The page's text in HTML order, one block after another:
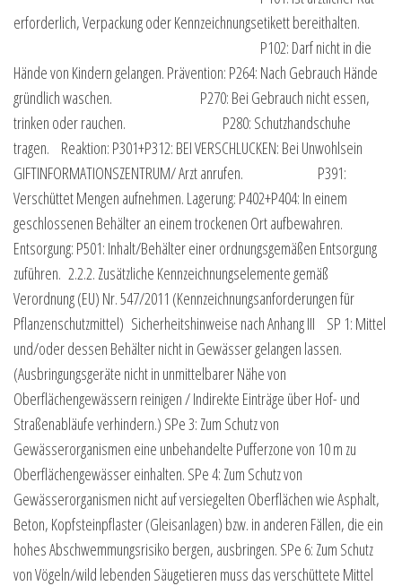
erforderlich, Verpackung oder Kennzeichnungsetikett bereithalten.
P102: Darf nicht in die
Hände von Kindern gelangen. Prävention: P264: Nach Gebrauch Hände
gründlich waschen. P270: Bei Gebrauch nicht essen,
trinken oder rauchen. P280: Schutzhandschuhe
tragen. Reaktion: P301+P312: BEI VERSCHLUCKEN: Bei Unwohlsein
GIFTINFORMATIONSZENTRUM/ Arzt anrufen. P391:
Verschüttet Mengen aufnehmen. Lagerung: P402+P404: In einem
geschlossenen Behälter an einem trockenen Ort aufbewahren.
Entsorgung: P501: Inhalt/Behälter einer ordnungsgemäßen Entsorgung
zuführen. 2.2.2. Zusätzliche Kennzeichnungselemente gemäß
Verordnung (EU) Nr. 547/2011 (Kennzeichnungsanforderungen für
Pflanzenschutzmittel) Sicherheitshinweise nach Anhang III SP 1: Mittel
und/oder dessen Behälter nicht in Gewässer gelangen lassen.
(Ausbringungsgeräte nicht in unmittelbarer Nähe von
Oberflächengewässern reinigen / Indirekte Einträge über Hof- und
Straßenabläufe verhindern.) SPe 3: Zum Schutz von
Gewässerorganismen eine unbehandelte Pufferzone von 10 m zu
Oberflächengewässer einhalten. SPe 4: Zum Schutz von
Gewässerorganismen nicht auf versiegelten Oberflächen wie Asphalt,
Beton, Kopfsteinpflaster (Gleisanlagen) bzw. in anderen Fällen, die ein
hohes Abschwemmungsrisiko bergen, ausbringen. SPe 6: Zum Schutz
von Vögeln/wild lebenden Säugetieren muss das verschüttete Mittel